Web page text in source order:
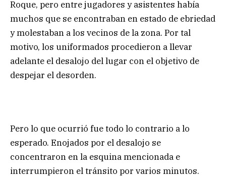
Roque, pero entre jugadores y asistentes había
muchos que se encontraban en estado de ebriedad
y molestaban a los vecinos de la zona. Por tal
motivo, los uniformados procedieron a llevar
adelante el desalojo del lugar con el objetivo de
despejar el desorden.
Pero lo que ocurrió fue todo lo contrario a lo
esperado. Enojados por el desalojo se
concentraron en la esquina mencionada e
interrumpieron el tránsito por varios minutos.